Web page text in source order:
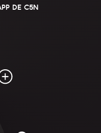
DE C5N